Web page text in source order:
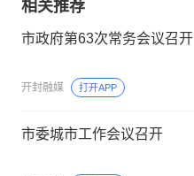
相关推荐
市政府第63次常务会议召开
开封融媒 打开APP
市委城市工作会议召开